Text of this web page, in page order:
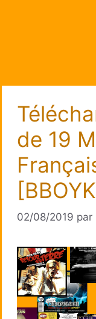
de 19
02/08/2019 par